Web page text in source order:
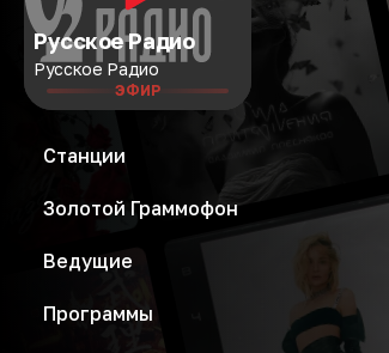
Русское Радио
Русское Радио
ЭФИР
Станции
Золотой Граммофон
Ведущие
Программы